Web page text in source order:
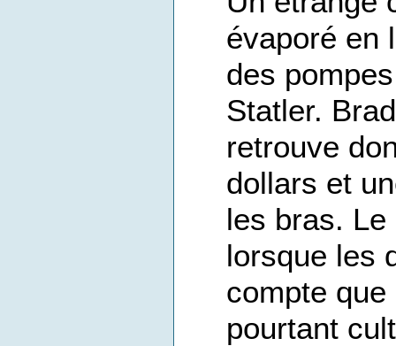
évaporé en
des
Statler.
retrouve
dollars et
les bras.
lorsque les
compte
pourtant